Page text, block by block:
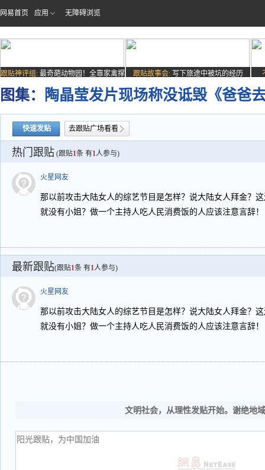
网易首页 应用 无障碍浏览
跟贴神评组: 最奇葩动物园！全靠家禽撑
场子
跟贴故事会: 写下旅途中被坑的经历
图集： 陶晶莹发片现场称没诋毁《爸爸
快速发贴 去跟贴广场看看
热门跟贴 (跟贴1条 有1人参与)
火星网友
那以前攻击大陆女人的综艺节目是怎样？说大陆女人拜金？
就没有小姐？做一个主持人吃人民消费饭的人应该注意言辞！
最新跟贴(跟贴1条 有1人参与)
火星网友
那以前攻击大陆女人的综艺节目是怎样？说大陆女人拜金？
就没有小姐？做一个主持人吃人民消费饭的人应该注意言辞！
文明社会，从理性发贴开始。谢绝地